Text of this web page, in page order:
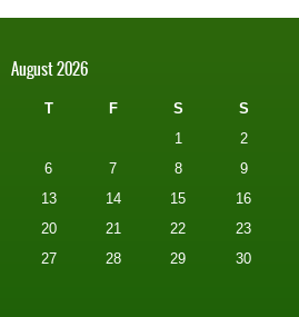
August 2026
T F S
S
1
2
6 7 8
9
13 14 15
16
20 21 22
23
27 28 29
30